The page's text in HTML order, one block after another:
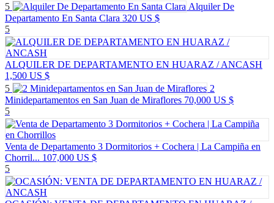
5
Alquiler De
Departamento En Santa Clara 320 US $
5
ALQUILER DE DEPARTAMENTO EN HUARAZ / ANCASH
1,500 US $
5
2
Minidepartamentos en San Juan de Miraflores 70,000 US $
5
Venta de Departamento 3 Dormitorios + Cochera | La Campiña en
Chorril... 107,000 US $
5